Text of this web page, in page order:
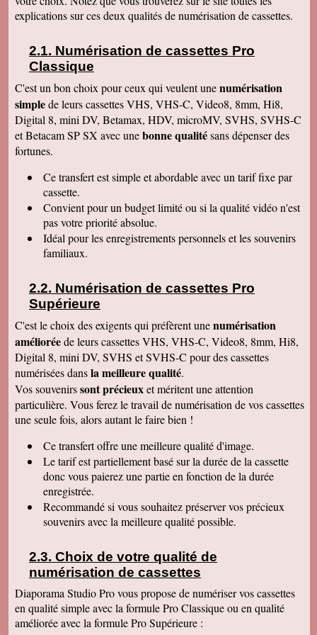
Le service aux clients est un art Mme Masse
est une artiste qui aime son métier et se soucie
Denise J
Merci pour votre très agréable numérisation sur
facilement. J'ai déménagé en Résidence
autonomie et trouvé quelqu'un pour la lancer sur
l'écran. Mais c'était simple et évident, avec un
peu de courage et de réflexion j'y serai
parvenue. Tout fonctionne, facile d'accès.
Merci. Je garde vos coordonnées. Bien
Bernard G
Pour votre livre d'or : J'ai oublié ou plutôt remis
à plus tard ce que je devais vous écrire après
avoir reçu le disque dur. Pardonnez ma
négligence. Je tiens à vous redire toute ma
satisfaction, pour le travail accompli, mais aussi
vous remercier pour la qualité de votre relation
avec vos clients, ce qui constitue au final une
pour votre entreprise. Bien cordialement
Claudine T
de déballer et de picorer d'une cassette à l'autre.
Merci pour le travail. Nos souvenirs sont sauvés
: une grande joie pour mes enfants et mes
petits enfants. Je vous recommanderais dans
mon entourage pour votre sérieux. Merci
encore.
Aurélie V
Bonjour Sandrine !! J'ai mis du temps pour vous
écrire un commentaire très positif car nous
Merveilleux travail !!! Les films sont super !!
Excellente qualité d'images malgré l'âge des K7
:) Vous êtes une personne de confiance et je
suis heureuse de vous avoir confié les vidéos
de ma Maman décédée !! Je vous recommande
vraiment !! Prenez bien soin de vous !! Au
plaisir
Gislaine P
pas que ça rendrait aussi bien du fait que mes
cassettes sont vieilles plus de 30 ans ! Je vais
parler de vous à ma soeur qui a des cassettes a
copier aussi sur des cd. Bonne journée
Félix F.
explications sur ces deux qualités de numérisation de cassettes.
Numérisation de cassettes Pro
Classique
C'est un bon choix pour ceux qui veulent unenumérisation
simplede leurs cassettes VHS, VHS-C, Video8, 8mm, Hi8,
Digital 8, mini DV, Betamax, HDV, microMV, SVHS, SVHS-C
et Betacam SP SX avec unebonne qualitésans dépenser des
fortunes.
Ce transfertest simple et abordable avec un tarif fixe par
cassette.
Convient pour un budget limité ou si la qualité vidéo n'est
pas votre priorité absolue.
Idéal pour les enregistrements personnels et les souvenirs
familiaux.
Numérisation de cassettes Pro
Supérieure
C'est le choix des exigents qui préfèrent unenumérisation
amélioréede leurs cassettes VHS, VHS-C, Video8, 8mm, Hi8,
Digital 8, mini DV, SVHS et SVHS-C pour des cassettes
numérisées dansla meilleure qualité.
Vos souvenirssont précieuxet méritent une attention
particulière. Vous ferez le travail de numérisation de vos cassettes
une seule fois, alors autant le faire bien !
Ce transfertoffre une meilleure qualité d'image.
Le tarif est partiellement basé sur la durée de la cassette
donc vous paierez une partie en fonction de la durée
enregistrée.
Recommandé si vous souhaitez préserver vos précieux
souvenirs avec la meilleure qualité possible.
Choix de votre qualité de
numérisation de cassettes
Diaporama Studio Pro vous propose de numériser vos cassettes
en qualité simple avec la formule Pro Classique ou en qualité
améliorée avec la formule Pro Supérieure :